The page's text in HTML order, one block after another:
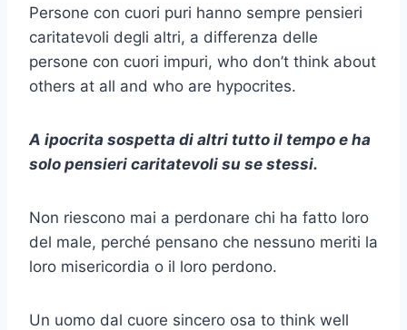
Persone con cuori puri hanno sempre pensieri
caritatevoli degli altri, a differenza delle
persone con cuori impuri, who don’t think about
others at all and who are hypocrites.
A ipocrita sospetta di altri tutto il tempo e ha
solo pensieri caritatevoli su se stessi.
Non riescono mai a perdonare chi ha fatto loro
del male, perché pensano che nessuno meriti la
loro misericordia o il loro perdono.
Un uomo dal cuore sincero osa to think well